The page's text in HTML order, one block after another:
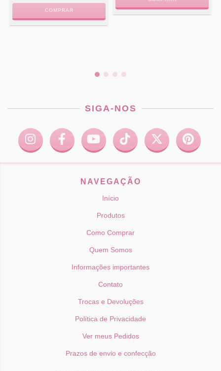
COMPRAR
SIGA-NOS
NAVEGAÇÃO
Início
Produtos
Como Comprar
Quem Somos
Informações importantes
Contato
Trocas e Devoluções
Política de Privacidade
Ver meus Pedidos
Prazos de envio e confecção